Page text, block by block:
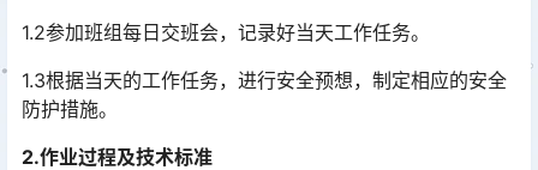
1.2参加班组每日交班会，记录好当天工作任务。
1.3根据当天的工作任务，进行安全预想，制定相应的安全
防护措施。
2.作业过程及技术标准